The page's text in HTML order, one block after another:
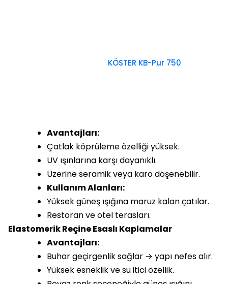
KÖSTER KB-Pur 750
Avantajları:
Çatlak köprüleme özelliği yüksek.
UV ışınlarına karşı dayanıklı.
Üzerine seramik veya karo döşenebilir.
Kullanım Alanları:
Yüksek güneş ışığına maruz kalan çatılar.
Restoran ve otel terasları.
Elastomerik Reçine Esaslı Kaplamalar
Avantajları:
Buhar geçirgenlik sağlar → yapı nefes alır.
Yüksek esneklik ve su itici özellik.